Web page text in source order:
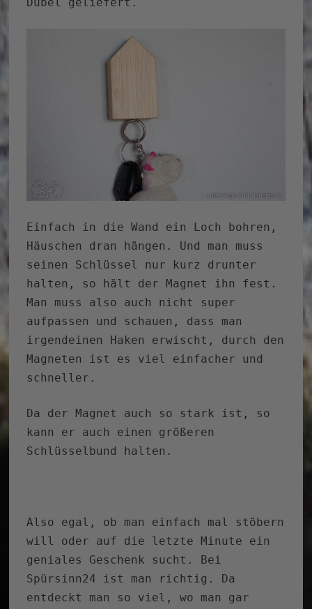
Einfach in die Wand ein Loch bohren,
Häuschen dran hängen. Und man muss
seinen Schlüssel nur kurz drunter
halten, so hält der Magnet ihn fest.
Man muss also auch nicht super
aufpassen und schauen, dass man
irgendeinen Haken erwischt, durch den
Magneten ist es viel einfacher und
schneller.
Da der Magnet auch so stark ist, so
kann er auch einen größeren
Schlüsselbund halten.
Also egal, ob man einfach mal stöbern
will oder auf die letzte Minute ein
geniales Geschenk sucht. Bei
Spürsinn24 ist man richtig. Da
entdeckt man so viel, wo man gar